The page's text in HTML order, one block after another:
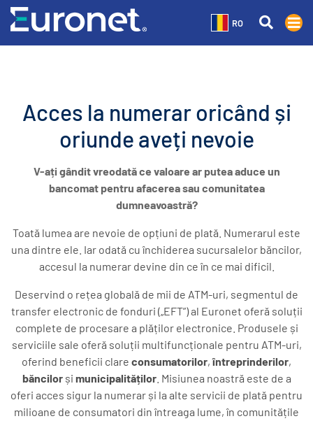
RO
Acces la numerar oricând și
oriunde aveți nevoie
V-ați gândit vreodată ce valoare ar putea aduce un
bancomat pentru afacerea sau comunitatea
dumneavoastră?
Toată lumea are nevoie de opțiuni de plată. Numerarul este
una dintre ele. Iar odată cu închiderea sucursalelor băncilor,
accesul la numerar devine din ce în ce mai dificil.
Deservind o rețea globală de mii de ATM-uri, segmentul de
transfer electronic de fonduri („EFT”) al Euronet oferă soluții
complete de procesare a plăților electronice. Produsele și
serviciile sale oferă soluții multifuncționale pentru ATM-uri,
oferind beneficii clare consumatorilor,întreprinderilor,
băncilor și municipalităților. Misiunea noastră este de a
oferi acces sigur la numerar și la alte servicii de plată pentru
milioane de consumatori din întreaga lume, în comunitățile